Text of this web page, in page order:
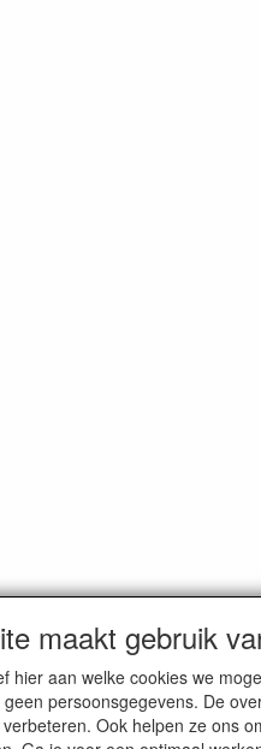
maakt gebruik
hier aan welke cookies we
persoonsgegevens. De
Ook helpen ze ons